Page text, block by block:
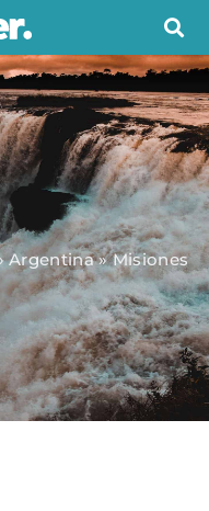
Argentina»Misiones